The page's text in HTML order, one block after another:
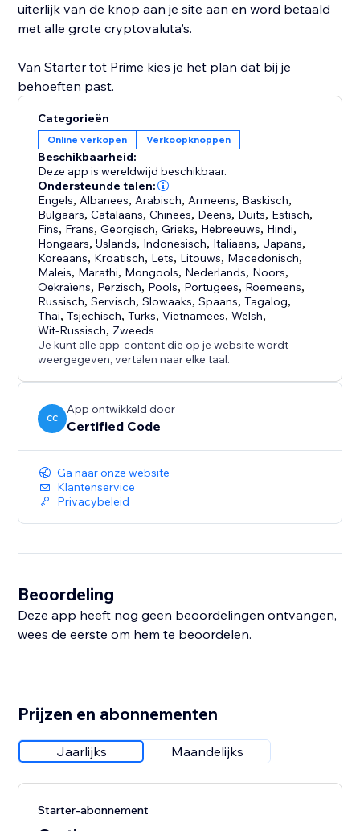
uiterlijk van de knop aan je site aan en word betaald
met alle grote cryptovaluta's.
Van Starter tot Prime kies je het plan dat bij je
behoeften past.
Categorieën
Online verkopen Verkoopknoppen
Beschikbaarheid:
Deze app is wereldwijd beschikbaar.
Ondersteunde talen:
Engels, Albanees, Arabisch, Armeens, Baskisch,
Bulgaars,Catalaans,Chinees, Deens, Duits, Estisch,
Fins, Frans,Georgisch,Grieks, Hebreeuws, Hindi,
Hongaars,IJslands, Indonesisch, Italiaans, Japans,
Koreaans, Kroatisch, Lets, Litouws, Macedonisch,
Maleis, Marathi, Mongools, Nederlands, Noors,
Oekraïens, Perzisch, Pools, Portugees, Roemeens,
Russisch,Servisch,Slowaaks,Spaans,Tagalog,
Thai,Tsjechisch,Turks,Vietnamees,Welsh,
Wit-Russisch, Zweeds
Je kunt alle app-content die op je website wordt
weergegeven, vertalen naar elke taal.
CC
App ontwikkeld door
Certified Code
Ga naar onze website
Klantenservice
Privacybeleid
Beoordeling
Deze app heeft nog geen beoordelingen ontvangen,
wees de eerste om hem te beoordelen.
Prijzen en abonnementen
Jaarlijks Maandelijks
Starter-abonnement